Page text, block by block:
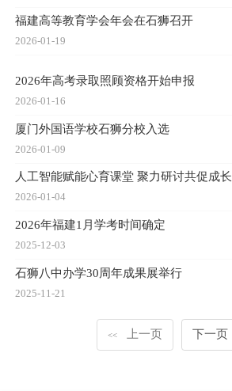
福建高等教育学会年会在石狮召开
2026-01-19
2026年高考录取照顾资格开始申报
2026-01-16
厦门外国语学校石狮分校入选
2026-01-09
人工智能赋能心育课堂 聚力研讨共促成长
2026-01-04
2026年福建1月学考时间确定
2025-12-03
石狮八中办学30周年成果展举行
2025-11-21
<< 上一页 下一页